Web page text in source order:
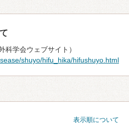
学会ウェブサイト）
shuyo/hifu_hika/hifushuyo.html
表示順について